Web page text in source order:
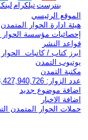
تيلكرامبنترست
الموقع الرئيسي
هيئة ادارة الحوار
إحصائيات مؤسسة الحوار
قواعد النشر
ابرز كتاب / كاتبات
يوتيوب التمدن
مكتبة التمدن
عدد الزوار: 3,427,940,726
اضافة موضوع جديد
اضافة الاخبار
حملات الحوار المتمدن